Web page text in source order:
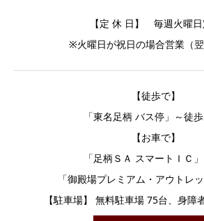
【定 休 日】 毎週火曜
※火曜日が祝日の場合営業（翌
【徒歩で】
「東名足柄 バス停」～徒
【お車で】
「足柄ＳＡ スマートＩＣ
「御殿場プレミアム・アウトレ
【駐車場】 無料駐車場 75台、身障